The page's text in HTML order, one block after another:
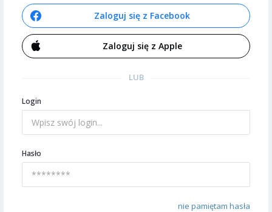
Zaloguj się z Facebook
Zaloguj się z Apple
LUB
Login
Hasło
nie pamiętam hasła